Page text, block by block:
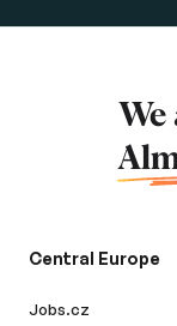
We
Central Europe
Jobs.cz